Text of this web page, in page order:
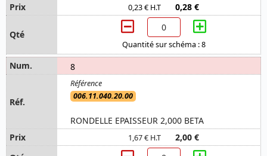
0,23 € H.T 0,28 €
Quantité sur schéma : 8
8
006.11.040.20.00
RONDELLE EPAISSEUR 2,000 BETA
1,67 € H.T 2,00 €